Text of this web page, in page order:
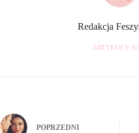
Redakcja
ARTYKUŁY:
POPRZEDNI